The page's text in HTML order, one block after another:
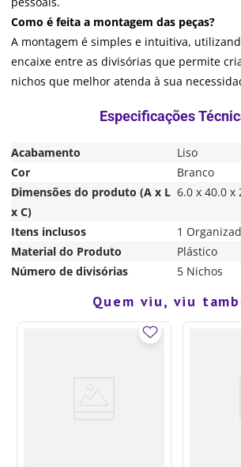
Como é feita a montagem das peças?
A montagem é simples e intuitiva,
encaixe entre as divisórias que permite
nichos que melhor atenda à sua
Acabamento
Liso
Cor
Branco
Dimensões do produto (A x L
x C)
6.0 x 40.0 x
Itens inclusos
1
Material do Produto
Plástico
Número de divisórias
5 Nichos
Quem viu, viu